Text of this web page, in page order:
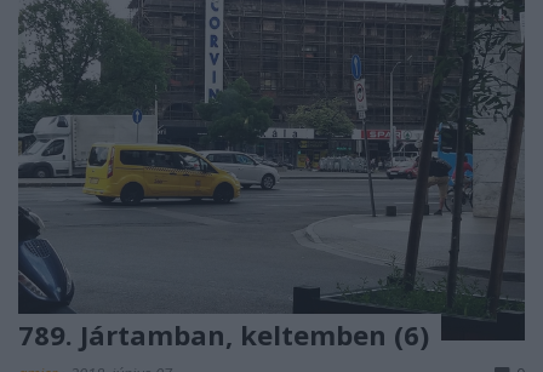
789. Jártamban, keltemben (6)